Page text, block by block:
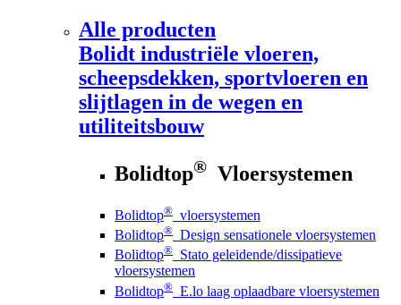
Alle producten
Bolidt industriële vloeren,
scheepsdekken, sportvloeren en
slijtlagen in de wegen en
utiliteitsbouw
Bolidtop® Vloersystemen
Bolidtop® vloersystemen
Bolidtop® Design sensationele vloersystemen
Bolidtop® Stato geleidende/dissipatieve
vloersystemen
Bolidtop® E.lo laag oplaadbare vloersystemen